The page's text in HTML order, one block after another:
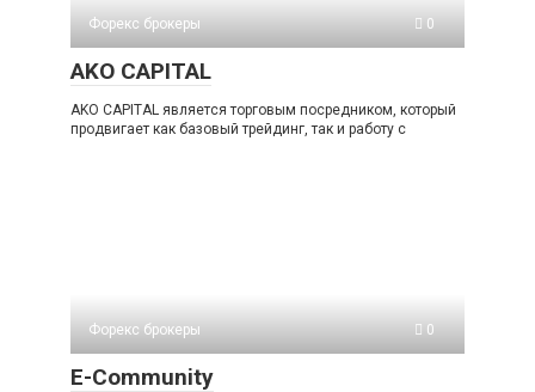
Форекс брокеры 0
AKO CAPITAL
AKO CAPITAL является торговым посредником, который
продвигает как базовый трейдинг, так и работу с
Форекс брокеры 0
E-Community